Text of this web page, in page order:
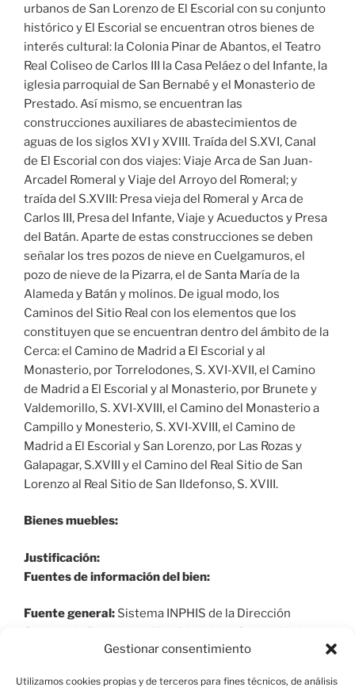
Gestionar consentimiento
Utilizamos cookies propias y de terceros para fines técnicos, de análisis
urbanos de San Lorenzo de El Escorial con su conjunto
histórico y El Escorial se encuentran otros bienes de
interés cultural: la Colonia Pinar de Abantos, el Teatro
Real Coliseo de Carlos III la Casa Peláez o del Infante, la
iglesia parroquial de San Bernabé y el Monasterio de
Prestado. Así mismo, se encuentran las
construcciones auxiliares de abastecimientos de
aguas de los siglos XVI y XVIII. Traída del S.XVI, Canal
de El Escorial con dos viajes: Viaje Arca de San Juan-
Arcadel Romeral y Viaje del Arroyo del Romeral; y
traída del S.XVIII: Presa vieja del Romeral y Arca de
Carlos III, Presa del Infante, Viaje y Acueductos y Presa
del Batán. Aparte de estas construcciones se deben
señalar los tres pozos de nieve en Cuelgamuros, el
pozo de nieve de la Pizarra, el de Santa María de la
Alameda y Batán y molinos. De igual modo, los
Caminos del Sitio Real con los elementos que los
constituyen que se encuentran dentro del ámbito de la
Cerca: el Camino de Madrid a El Escorial y al
Monasterio, por Torrelodones, S. XVI-XVII, el Camino
de Madrid a El Escorial y al Monasterio, por Brunete y
Valdemorillo, S. XVI-XVIII, el Camino del Monasterio a
Campillo y Monesterio, S. XVI-XVIII, el Camino de
Madrid a El Escorial y San Lorenzo, por Las Rozas y
Galapagar, S.XVIII y el Camino del Real Sitio de San
Lorenzo al Real Sitio de San Ildefonso, S. XVIII.
Bienes muebles:
Justificación:
Fuentes de información del bien:
Fuente general: Sistema INPHIS de la Dirección
General de Patrimonio Histórico de la Comunidad de
Madrid y elaboración propia.